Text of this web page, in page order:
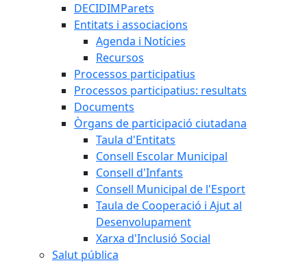
DECIDIMParets
Entitats i associacions
Agenda i Notícies
Recursos
Processos participatius
Processos participatius: resultats
Documents
Òrgans de participació ciutadana
Taula d'Entitats
Consell Escolar Municipal
Consell d'Infants
Consell Municipal de l'Esport
Taula de Cooperació i Ajut al
Desenvolupament
Xarxa d'Inclusió Social
Salut pública